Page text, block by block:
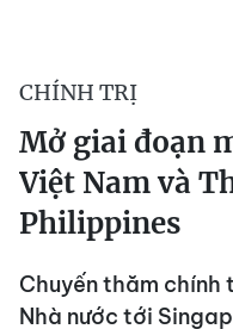
CHÍNH TRỊ
Mở giai đoạn
Việt Nam và
Philippines
Chuyến thăm
Nhà nước tới